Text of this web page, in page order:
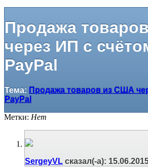
Продажа
через ИП с
PayPal
Тема: Продажа товаров из США
PayPal
Метки: Нет
SergeyVL сказал(-а):